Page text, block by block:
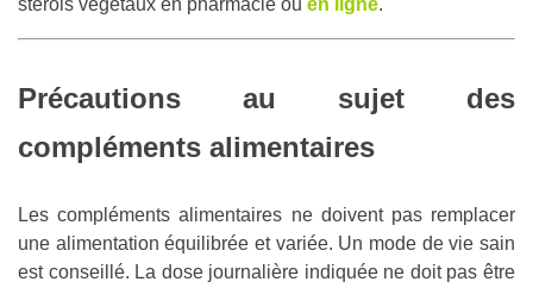
Précautions au sujet des
compléments alimentaires
Les compléments alimentaires ne doivent pas remplacer
une alimentation équilibrée et variée. Un mode de vie sain
est conseillé. La dose journalière indiquée ne doit pas être